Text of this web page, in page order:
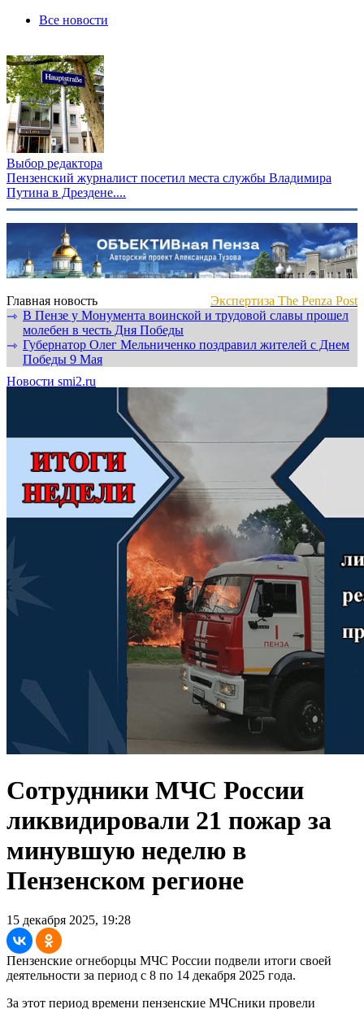
Все новости
Выбор редактора
Пензенский журналист посетил места службы Владимира
Путина в Дрездене....
Главная новость
Экспертиза The Penza Post
⇾ В Пензе у Монумента воинской и трудовой славы прошел
молебен в честь Дня Победы
⇾ Губернатор Олег Мельниченко поздравил жителей с Днем
Победы 9 Мая
Новости smi2.ru
Сотрудники МЧС России
ликвидировали 21 пожар за
минувшую неделю в
Пензенском регионе
15 декабря 2025, 19:28
Пензенские огнеборцы МЧС России подвели итоги своей
деятельности за период с 8 по 14 декабря 2025 года.
За этот период времени пензенские МЧСники провели